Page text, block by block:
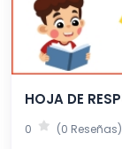
HOJA DE
0 (0 Reseñas)